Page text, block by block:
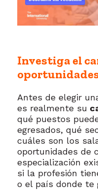
Investiga el
Antes de elegir
es realmente su
qué puestos
egresados, qué
cuáles son los
oportunidades de
especialización
si la profesión
o el país donde te